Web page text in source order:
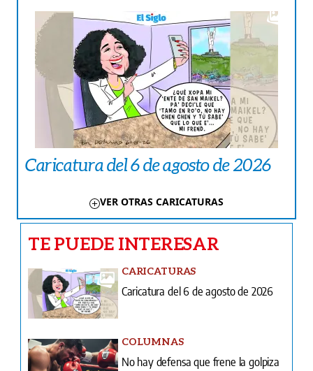
Caricatura del 6 de agosto de 2026
VER OTRAS CARICATURAS
TE PUEDE INTERESAR
CARICATURAS
Caricatura del 6 de agosto de 2026
COLUMNAS
No hay defensa que frene la golpiza